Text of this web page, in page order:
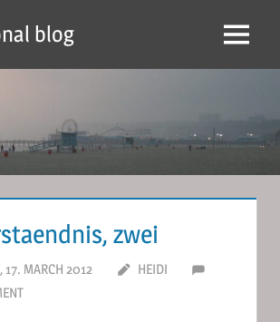
blog Menu
zwei
17. MARCH 2012
HEIDI